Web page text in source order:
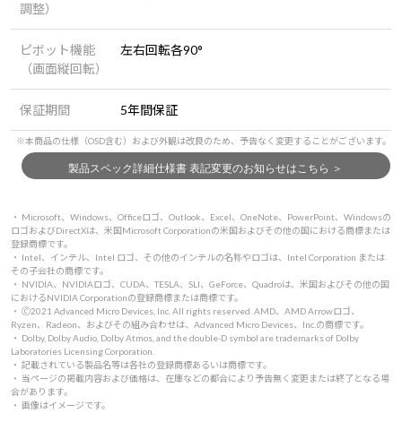
調整）
ピボット機能
（画面縦回転）
左右回転各90°
保証期間 5年間保証
・ Microsoft、Windows、Officeロゴ、Outlook、Excel、OneNote、PowerPoint、Windowsの
ロゴおよびDirectXは、米国Microsoft Corporationの米国およびその他の国における商標または
登録商標です。
・ Intel、インテル、Intel ロゴ、その他のインテルの名称やロゴは、Intel Corporation または
その子会社の商標です。
・ NVIDIA、NVIDIAロゴ、CUDA、TESLA、SLI、GeForce、Quadroは、米国およびその他の国
におけるNVIDIA Corporationの登録商標または商標です。
・ 🄫2021 Advanced Micro Devices, Inc. All rights reserved. AMD、AMD Arrowロゴ、
Ryzen、Radeon、およびその組み合わせは、Advanced Micro Devices、Inc.の商標です。
・ Dolby, Dolby Audio, Dolby Atmos, and the double-D symbol are trademarks of Dolby
Laboratories Licensing Corporation.
・ 記載されている製品名等は各社の登録商標あるいは商標です。
・ 当ページの掲載内容および価格は、在庫などの都合により予告無く変更または終了となる場
合があります。
・ 画像はイメージです。